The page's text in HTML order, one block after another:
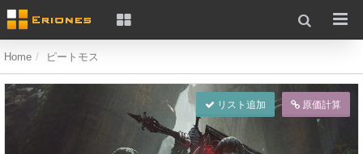
Home ピートモス
リスト追加 原価計算